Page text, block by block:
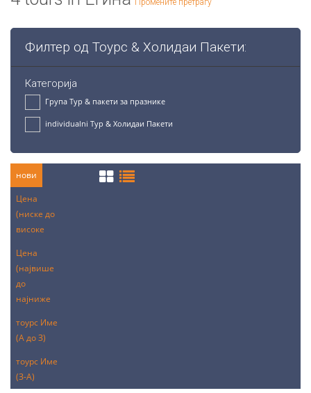
Промените претрагу
Филтер од Тоурс & Холидаи Пакети:
Категорија
Група Тур & пакети за празнике
individualni Тур & Холидаи Пакети
нови
Цена
(ниске до
високе
Цена
(највише
до
најниже
тоурс Име
(А до З)
тоурс Име
(З-А)